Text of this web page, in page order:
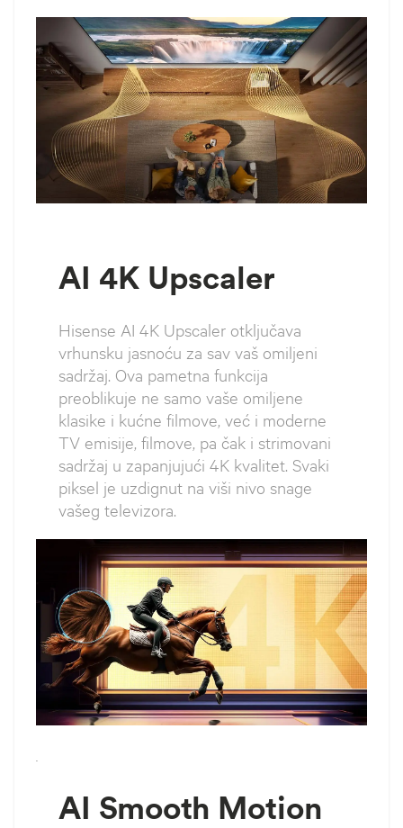
AI 4K Upscaler
Hisense AI 4K Upscaler otključava
vrhunsku jasnoću za sav vaš omiljeni
sadržaj. Ova pametna funkcija
preoblikuje ne samo vaše omiljene
klasike i kućne filmove, već i moderne
TV emisije, filmove, pa čak i strimovani
sadržaj u zapanjujući 4K kvalitet. Svaki
piksel je uzdignut na viši nivo snage
vašeg televizora.
`
AI Smooth Motion